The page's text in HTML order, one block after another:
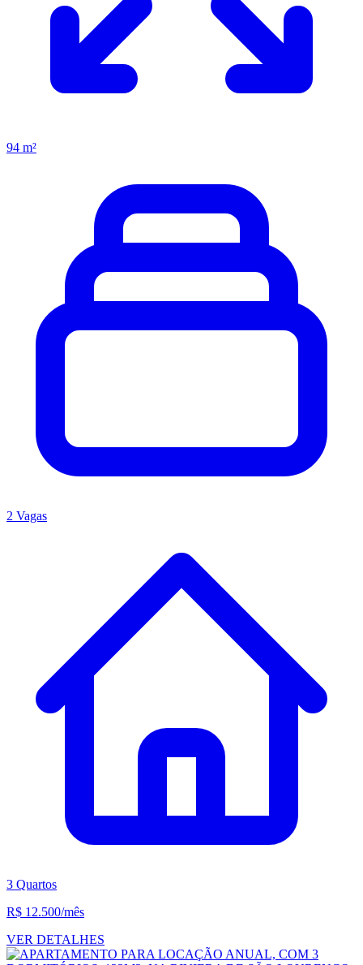
94 m²
2 Vagas
3 Quartos
R$ 12.500/mês
VER DETALHES